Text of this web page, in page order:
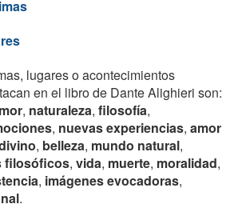
lugares o acontecimientos
en el libro de Dante Alighieri son:
, naturaleza, filosofía,
, nuevas experiencias, amor
, belleza, mundo natural,
filosóficos, vida, muerte, moralidad,
, imágenes evocadoras,
.